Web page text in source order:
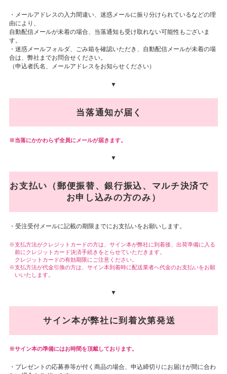
・メールアドレスの入力間違い、迷惑メールに振り分けられているなどの理
由により、
自動配信メールが未着の場合、当落通知も受け取れない可能性もございま
す。
・迷惑メールフォルダ、ごみ箱を確認いただき、自動配信メールが未着の場
合は、弊社までお問合せください。
（申込者氏名、メールアドレスをお知らせください）
▼
当落通知が届く
当落にかかわらず全員にメールが届きます。
▼
お支払い（郵便振替、銀行振込、マルチ決済で
お申し込みの方のみ）
・受注受付メールに記載の期限までにお支払いをお願いします。
支払方法がクレジットカードの方は、サイン本が弊社に到着後、出荷準備に入る
前にクレジットカード決済手続きをとらせていただきます。
クレジットカードの有効期限にご注意ください。
支払方法が代金引換の方は、サイン本到着時に配送業者へ代金のお支払いをお願
いいたします。
▼
サイン本が弊社に到着次第発送
サイン本の準備にはお時間を頂戴しております。
・プレゼントの応募券等が付く商品の場合、申込締切りにお届けが間に合わ